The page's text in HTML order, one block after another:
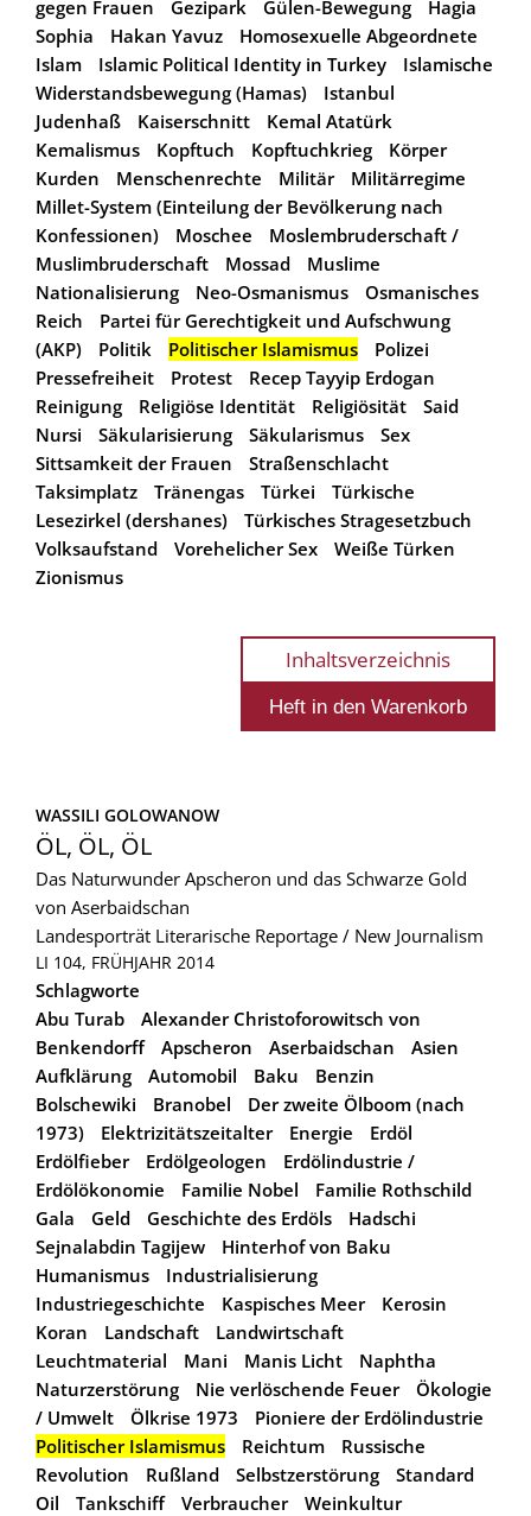
gegen Frauen Gezipark Gülen-Bewegung
Hagia
Sophia
Hakan Yavuz
Homosexuelle Abgeordnete
Islam
Islamic Political Identity in Turkey
Islamische
Widerstandsbewegung (Hamas)
Istanbul
Judenhaß
Kaiserschnitt
Kemal Atatürk
Kemalismus
Kopftuch Kopftuchkrieg
Körper
Kurden
Menschenrechte Militär
Militärregime
Millet-System (Einteilung der Bevölkerung nach
Konfessionen)
Moschee
Moslembruderschaft /
Muslimbruderschaft
Mossad
Muslime
Nationalisierung
Neo-Osmanismus
Osmanisches
Reich
Partei für Gerechtigkeit und Aufschwung
(AKP)
Politik Politischer Islamismus
Polizei
Pressefreiheit
Protest
Recep Tayyip Erdogan
Reinigung
Religiöse Identität Religiösität
Said
Nursi
Säkularisierung Säkularismus
Sex
Sittsamkeit der Frauen
Straßenschlacht
Taksimplatz
Tränengas Türkei
Türkische
Lesezirkel (dershanes)
Türkisches Stragesetzbuch
Volksaufstand
Vorehelicher Sex
Weiße Türken
Zionismus
Inhaltsverzeichnis
WASSILI GOLOWANOW
ÖL, ÖL, ÖL
Das Naturwunder Apscheron und das Schwarze Gold
von Aserbaidschan
Landesporträt Literarische Reportage / New Journalism
LI 104, FRÜHJAHR 2014
Schlagworte
Abu Turab
Alexander Christoforowitsch von
Benkendorff
Apscheron Aserbaidschan
Asien
Aufklärung
Automobil Baku
Benzin
Bolschewiki
Branobel
Der zweite Ölboom (nach
1973)
Elektrizitätszeitalter Energie
Erdöl
Erdölfieber
Erdölgeologen
Erdölindustrie /
Erdölökonomie
Familie Nobel
Familie Rothschild
Gala
Geld Geschichte des Erdöls
Hadschi
Sejnalabdin Tagijew
Hinterhof von Baku
Humanismus
Industrialisierung
Industriegeschichte
Kaspisches Meer
Kerosin
Koran
Landschaft
Landwirtschaft
Leuchtmaterial
Mani Manis Licht
Naphtha
Naturzerstörung
Nie verlöschende Feuer
Ökologie
/ Umwelt
Ölkrise 1973
Pioniere der Erdölindustrie
Politischer Islamismus
Reichtum
Russische
Revolution
Rußland Selbstzerstörung
Standard
Oil
Tankschiff Verbraucher
Weinkultur